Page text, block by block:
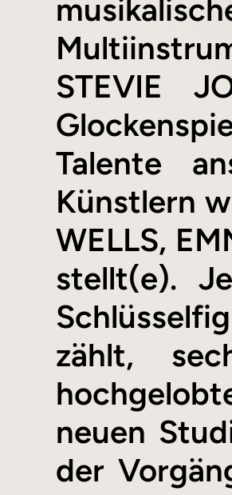
STEVIE
Talente
Künstlern
WELLS,
stellt(e).
zählt,
neuen
der